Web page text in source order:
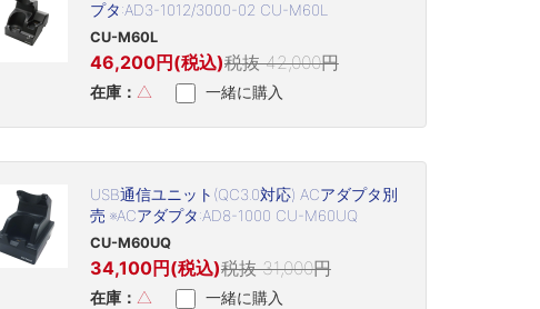
プタ:AD3-1012/3000-02 CU-M60L
CU-M60L
46,200円(税込)税抜 42,000円
在庫： △ 一緒に購入
USB通信ユニット(QC3.0対応) ACアダプタ別
売 ※ACアダプタ:AD8-1000 CU-M60UQ
CU-M60UQ
34,100円(税込)税抜 31,000円
在庫： △ 一緒に購入